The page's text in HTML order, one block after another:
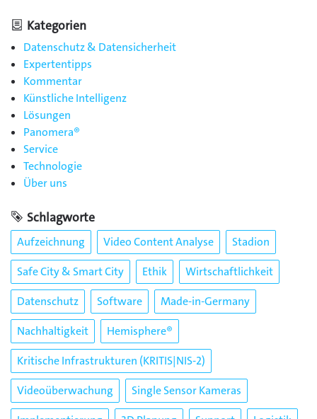
Kategorien
Datenschutz & Datensicherheit
Expertentipps
Kommentar
Künstliche Intelligenz
Lösungen
Panomera®
Service
Technologie
Über uns
Schlagworte
Aufzeichnung Video Content Analyse
Stadion
Safe City & Smart City
Ethik
Wirtschaftlichkeit
Datenschutz
Software
Made-in-Germany
Nachhaltigkeit
Hemisphere®
Kritische Infrastrukturen (KRITIS|NIS-2)
Videoüberwachung
Single Sensor Kameras